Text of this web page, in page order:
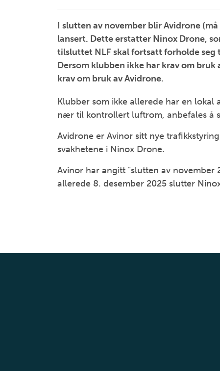
I slutten av november blir Avidrone
lansert. Dette erstatter Ninox Drone,
tilsluttet NLF skal fortsatt forholde
Dersom klubben ikke har krav om
krav om bruk av Avidrone.
Klubber som ikke allerede har en
nær til kontrollert luftrom, anbefales å
Avidrone er Avinor sitt nye
svakhetene i Ninox Drone.
Avinor har angitt "slutten av november
allerede 8. desember 2025 slutter